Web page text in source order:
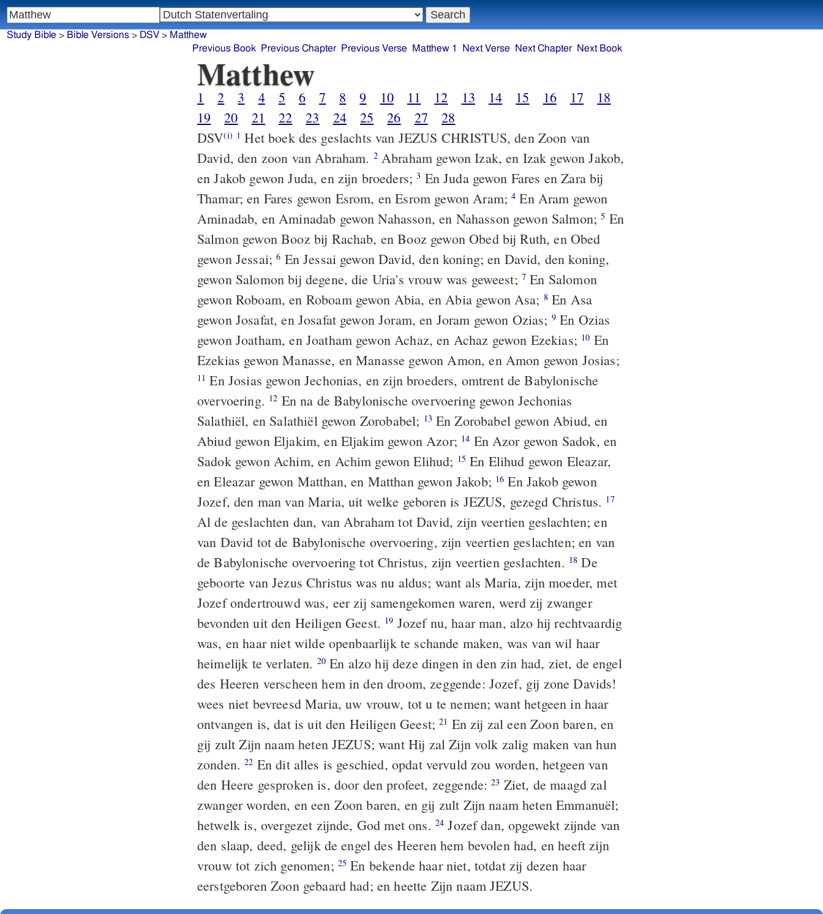
Study Bible > Bible Versions> DSV> Matthew
Previous Book
Previous Chapter Previous Verse Matthew 1 Next Verse Next Chapter Next Book
Matthew
1 2 3 4 5 6 7 8 9 10 11 12 13 14 15 16 17
18
19
20 21 22 23 24 25 26 27
28
DSV(i) 1 Het boek des geslachts van JEZUS CHRISTUS, den Zoon van
David, den zoon van Abraham. 2Abraham gewon Izak, en Izak gewon Jakob,
en Jakob gewon Juda, en zijn broeders;3 En Juda gewon Fares en Zara bij
Thamar; en Fares gewon Esrom, en Esrom gewon Aram;4 En Aram gewon
Aminadab, en Aminadab gewon Nahasson, en Nahasson gewon Salmon;5 En
Salmon gewon Booz bij Rachab, en Booz gewon Obed bij Ruth, en Obed
gewon Jessai;6 En Jessai gewon David, den koning; en David, den koning,
gewon Salomon bij degene, die Uria's vrouw was geweest; 7 En Salomon
gewon Roboam, en Roboam gewon Abia, en Abia gewon Asa; 8En Asa
gewon Josafat, en Josafat gewon Joram, en Joram gewon Ozias; 9En Ozias
gewon Joatham, en Joatham gewon Achaz, en Achaz gewon Ezekias; 10 En
Ezekias gewon Manasse, en Manasse gewon Amon, en Amon gewon Josias;
11 En Josias gewon Jechonias, en zijn broeders, omtrent de Babylonische
overvoering. 12 En na de Babylonische overvoering gewon Jechonias
Salathiël, en Salathiël gewon Zorobabel; 13 En Zorobabel gewon Abiud, en
Abiud gewon Eljakim, en Eljakim gewon Azor; 14 En Azor gewon Sadok, en
Sadok gewon Achim, en Achim gewon Elihud; 15 En Elihud gewon Eleazar,
en Eleazar gewon Matthan, en Matthan gewon Jakob; 16 En Jakob gewon
Jozef, den man van Maria, uit welke geboren is JEZUS, gezegd Christus. 17
Al de geslachten dan, van Abraham tot David, zijn veertien geslachten; en
van David tot de Babylonische overvoering, zijn veertien geslachten; en van
de Babylonische overvoering tot Christus, zijn veertien geslachten. 18 De
geboorte van Jezus Christus was nu aldus; want als Maria, zijn moeder, met
Jozef ondertrouwd was, eer zij samengekomen waren, werd zij zwanger
bevonden uit den Heiligen Geest. 19 Jozef nu, haar man, alzo hij rechtvaardig
was, en haar niet wilde openbaarlijk te schande maken, was van wil haar
heimelijk te verlaten. 20En alzo hij deze dingen in den zin had, ziet, de engel
des Heeren verscheen hem in den droom, zeggende: Jozef, gij zone Davids!
wees niet bevreesd Maria, uw vrouw, tot u te nemen; want hetgeen in haar
ontvangen is, dat is uit den Heiligen Geest;21 En zij zal een Zoon baren, en
gij zult Zijn naam heten JEZUS; want Hij zal Zijn volk zalig maken van hun
zonden.22 En dit alles is geschied, opdat vervuld zou worden, hetgeen van
den Heere gesproken is, door den profeet, zeggende:23 Ziet, de maagd zal
zwanger worden, en een Zoon baren, en gij zult Zijn naam heten Emmanuël;
hetwelk is, overgezet zijnde, God met ons. 24 Jozef dan, opgewekt zijnde van
den slaap, deed, gelijk de engel des Heeren hem bevolen had, en heeft zijn
vrouw tot zich genomen; 25 En bekende haar niet, totdat zij dezen haar
eerstgeboren Zoon gebaard had; en heette Zijn naam JEZUS.